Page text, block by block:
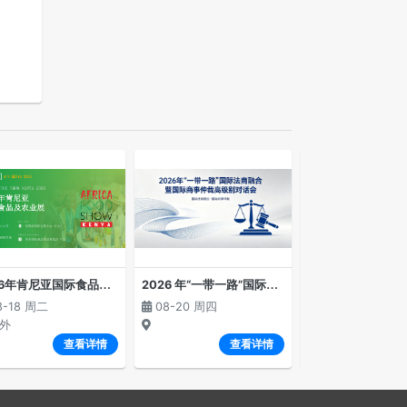
2
026年肯尼亚国际食品及农业展览会
18 周二
查看详情
2
026 年“一带一路”国际法商融合暨国际商事仲裁高级别对话会
08-20 周四
查看详情